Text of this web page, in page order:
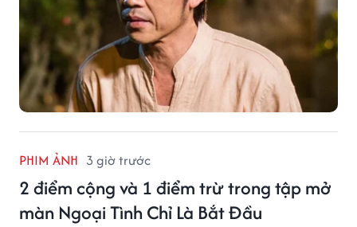
PHIM ẢNH 3 giờ trước
2 điểm cộng và 1 điểm trừ trong tập mở
màn Ngoại Tình Chỉ Là Bắt Đầu